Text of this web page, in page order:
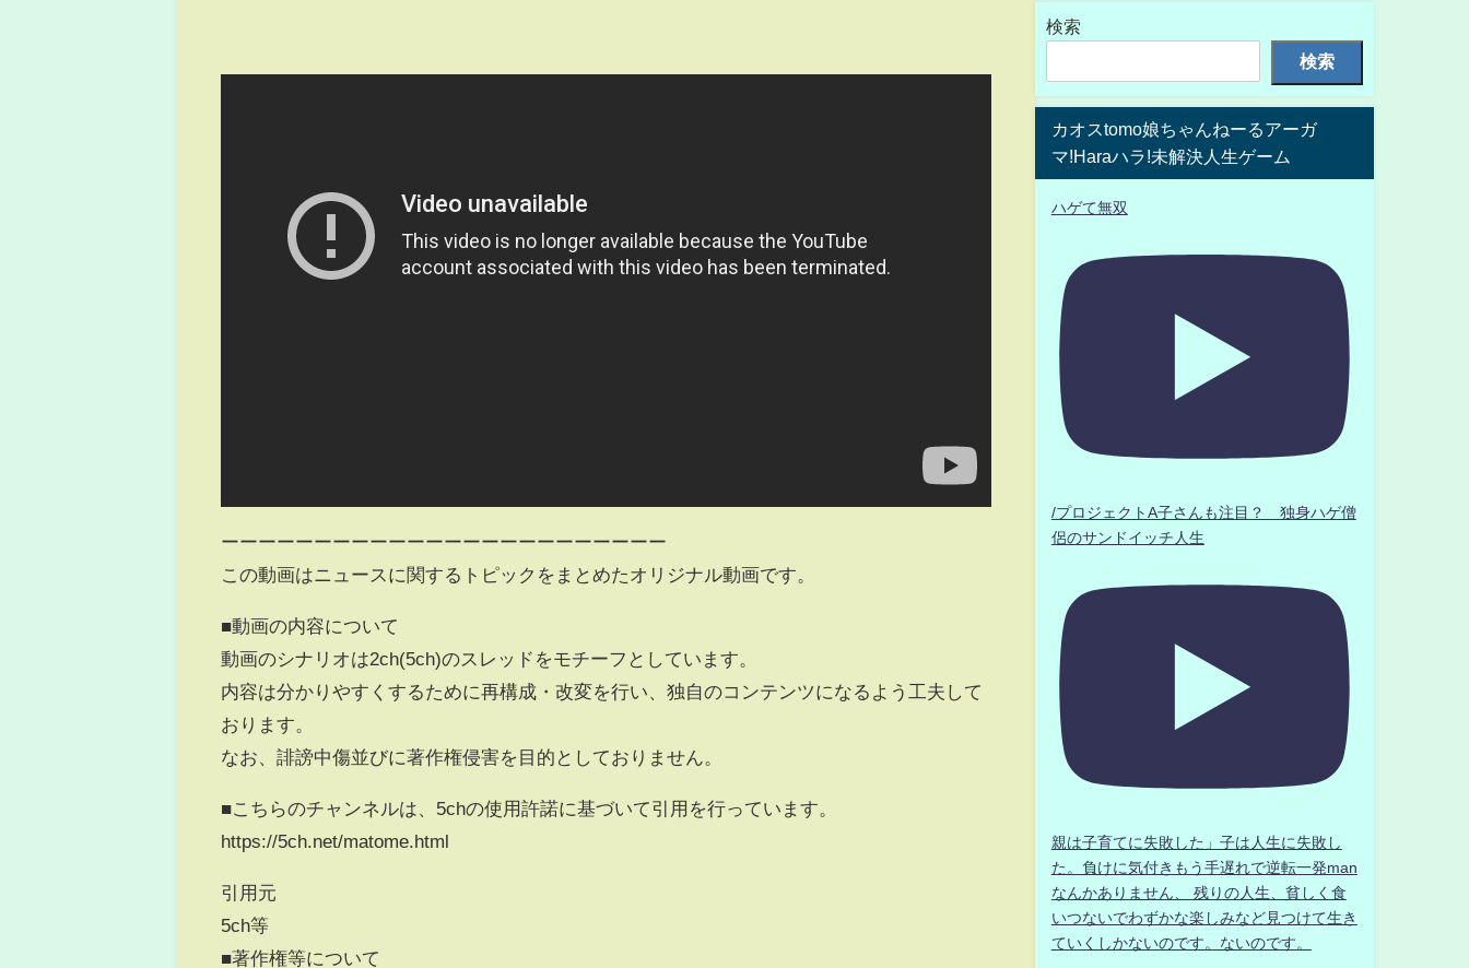
ーーーーーーーーーーーーーーーーーーーーーーーー
この動画はニュースに関するトピックをまとめたオリジナル動画です。
■動画の内容について
動画のシナリオは2ch(5ch)のスレッドをモチーフとしています。
内容は分かりやすくするために再構成・改変を行い、独自のコンテンツになるよう工夫して
おります。
なお、誹謗中傷並びに著作権侵害を目的としておりません。
■こちらのチャンネルは、5chの使用許諾に基づいて引用を行っています。
https://5ch.net/matome.html
引用元
5ch等
■著作権等について
検索
検索
カオスtomo娘ちゃんねーるアーガ
マ!Haraハラ!未解決人生ゲーム
ハゲて無双
/プロジェクトA子さんも注目？ 独身ハゲ僧
侶のサンドイッチ人生
親は子育てに失敗した」子は人生に失敗し
た。負けに気付きもう手遅れで逆転一発man
なんかありません、 残りの人生、貧しく食
いつないでわずかな楽しみなど見つけて生き
ていくしかないのです。ないのです。